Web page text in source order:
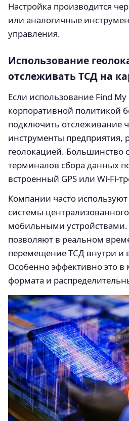
Настройка производится
или аналогичные
управления.
Использование
отслеживать ТСД на
Если использование Find
корпоративной политикой
подключить отслеживание
инструменты предприятия,
геолокацией. Большинство
терминалов сбора данных
встроенный GPS или Wi-Fi-
Компании часто
системы
мобильными
позволяют в реальном
перемещение ТСД внутри и
Особенно эффективно это в
формата и